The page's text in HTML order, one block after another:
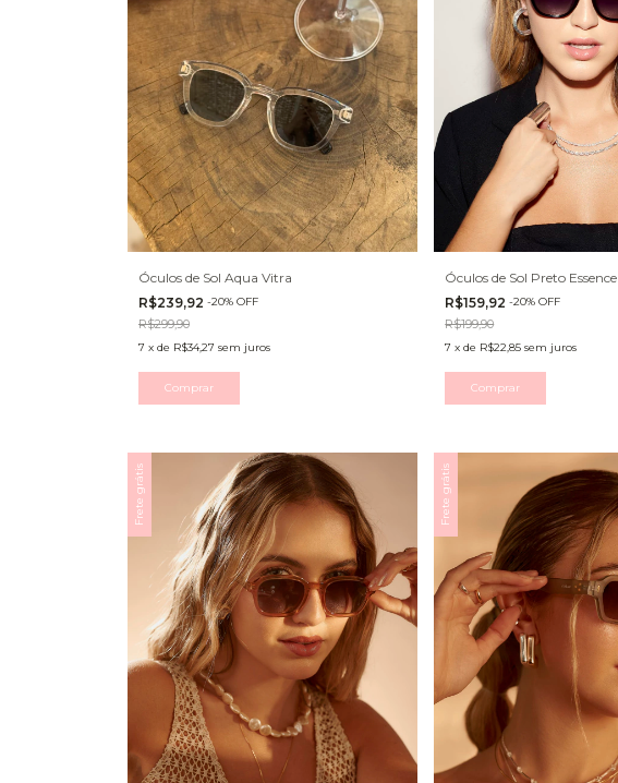
Óculos de Sol Aqua Vitra
R$239,92 -20% OFF
R$299,90
7 x de R$34,27 sem juros
Óculos de Sol Preto Essence
R$159,92-20%OFF
R$199,90
7 xde R$22,85 sem juros
Frete grátis Frete grátis